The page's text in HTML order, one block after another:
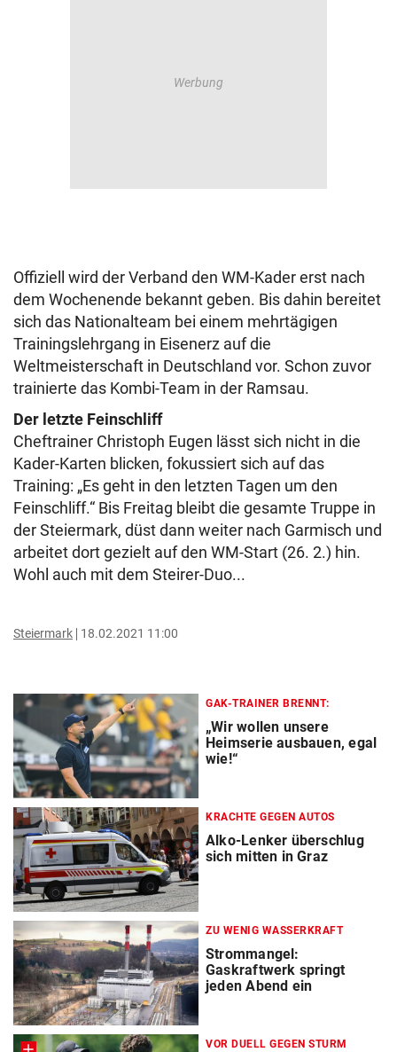
Offiziell wird der Verband den WM-Kader erst nach
dem Wochenende bekannt geben. Bis dahin bereitet
sich das Nationalteam bei einem mehrtägigen
Trainingslehrgang in Eisenerz auf die
Weltmeisterschaft in Deutschland vor. Schon zuvor
trainierte das Kombi-Team in der Ramsau.
Der letzte Feinschliff
Cheftrainer Christoph Eugen lässt sich nicht in die
Kader-Karten blicken, fokussiert sich auf das
Training: „Es geht in den letzten Tagen um den
Feinschliff.“ Bis Freitag bleibt die gesamte Truppe in
der Steiermark, düst dann weiter nach Garmisch und
arbeitet dort gezielt auf den WM-Start (26. 2.) hin.
Wohl auch mit dem Steirer-Duo...
Steiermark 18.02.2021 11:00
GAK-TRAINER BRENNT:
„Wir wollen unsere
Heimserie ausbauen, egal
wie!“
KRACHTE GEGEN AUTOS
Alko-Lenker überschlug
sich mitten in Graz
ZU WENIG WASSERKRAFT
Strommangel:
Gaskraftwerk springt
jeden Abend ein
VOR DUELL GEGEN STURM